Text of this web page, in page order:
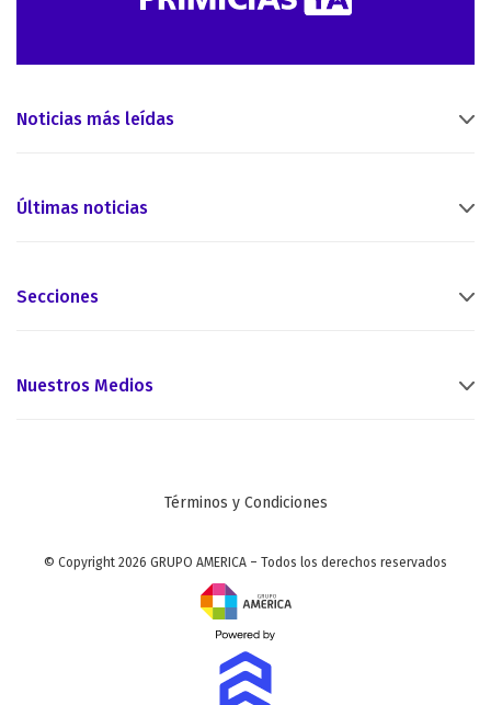
Noticias más leídas
Últimas noticias
Secciones
Nuestros Medios
Términos y Condiciones
© Copyright 2026 GRUPO AMERICA – Todos los derechos reservados